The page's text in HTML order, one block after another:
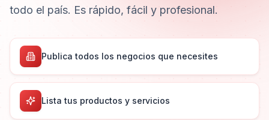
todo el país. Es rápido, fácil y profesional.
Publica todos los negocios que necesites
Lista tus productos y servicios